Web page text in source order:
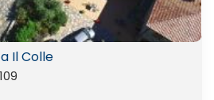
Il Colle